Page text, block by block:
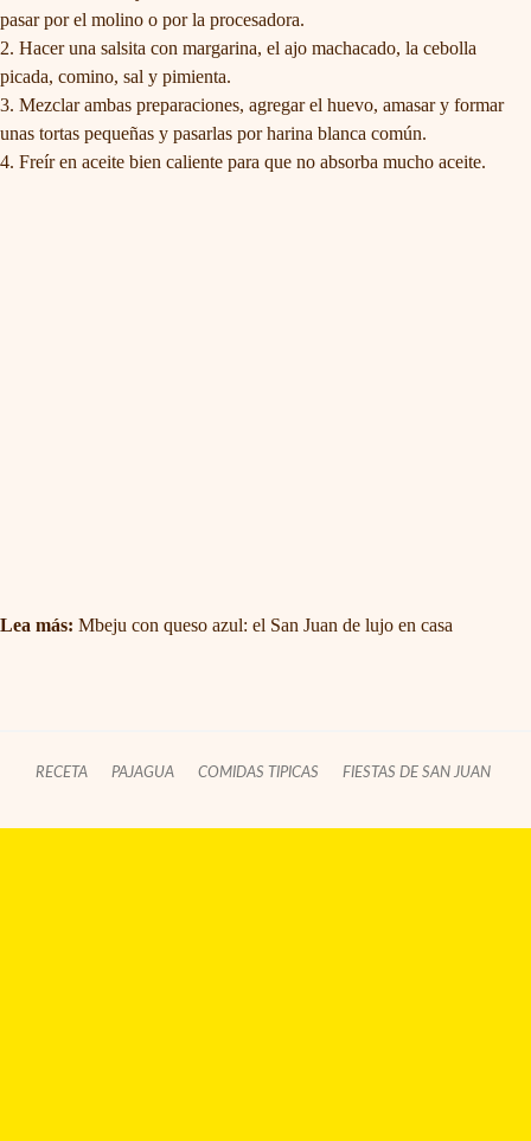
pasar por el molino o por la procesadora.
Hacer una salsita con margarina, el ajo machacado, la cebolla
picada, comino, sal y pimienta.
Mezclar ambas preparaciones, agregar el huevo, amasar y formar
unas tortas pequeñas y pasarlas por harina blanca común.
Freír en aceite bien caliente para que no absorba mucho aceite.
Lea más: Mbeju con queso azul: el San Juan de lujo en casa
RECETA PAJAGUA COMIDAS TIPICAS FIESTAS DE SAN JUAN